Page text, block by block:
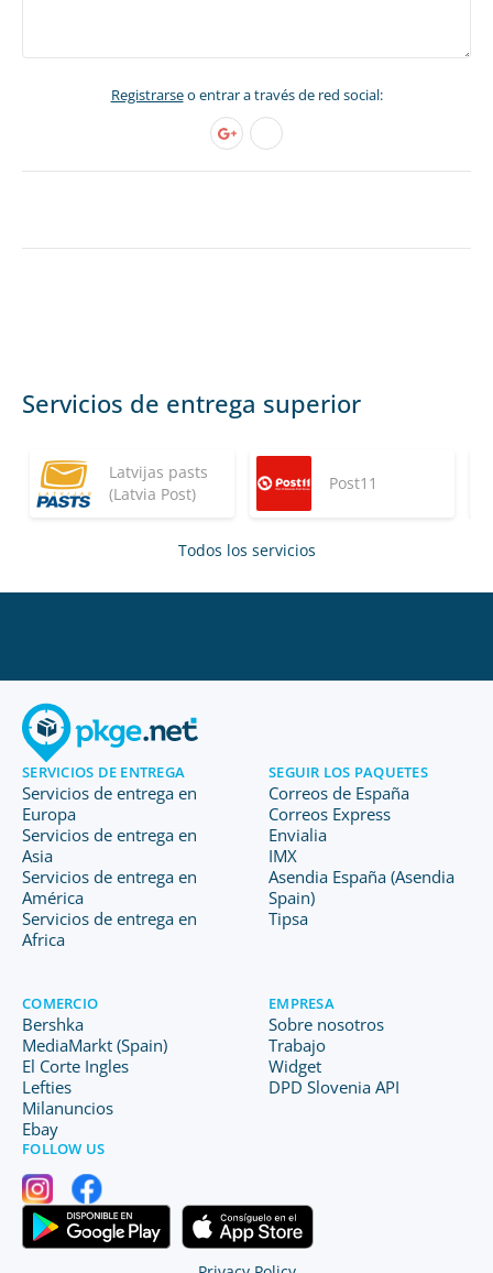
Registrarseo entrar a través de red social:
Servicios de entrega superior
Latvijas pasts
(Latvia Post)
Post11
Todos los servicios
SERVICIOS DE ENTREGA
Servicios de entrega en
Europa
Servicios de entrega en
Asia
Servicios de entrega en
América
Servicios de entrega en
Africa
SEGUIR LOS PAQUETES
Correos de España
Correos Express
Envialia
IMX
Asendia España (Asendia
Spain)
Tipsa
COMERCIO
Bershka
MediaMarkt (Spain)
El Corte Ingles
Lefties
Milanuncios
Ebay
EMPRESA
Sobre nosotros
Trabajo
Widget
DPD Slovenia API
FOLLOW US